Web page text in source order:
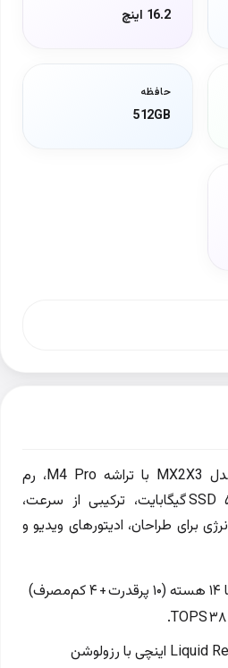
16.2 اینچ
حافظه
512GB
مک‌بوک پرو ۱۶.۲ اینچی مدل MX2X3 با تراشه M4 Pro، رم
۲۴ گیگابایت و حافظه SSD ۵۱۲ گیگابایت، ترکیبی از سرعت،
برای طراحان، ادیتورهای ویدیو و
تراشه Apple M4 Pro با ۱۴ هسته (۱۰ پرقدرت + ۴ کم‌مصرف)
نمایشگر Liquid Retina XDR ۱۶.۲ اینچی با رزولوشن